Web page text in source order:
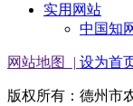
实用网站
中国知
网站地图 | 设为首
版权所有：德州市